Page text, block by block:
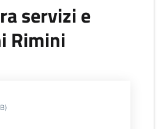
servizi e
Rimini